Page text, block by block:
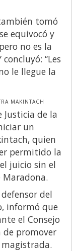
tomó
equivocó y
no es la
“Les
le llegue la
MAKINTACH
Justicia de la
un
quien
permitido la
juicio sin el
del
informó que
el Consejo
promover